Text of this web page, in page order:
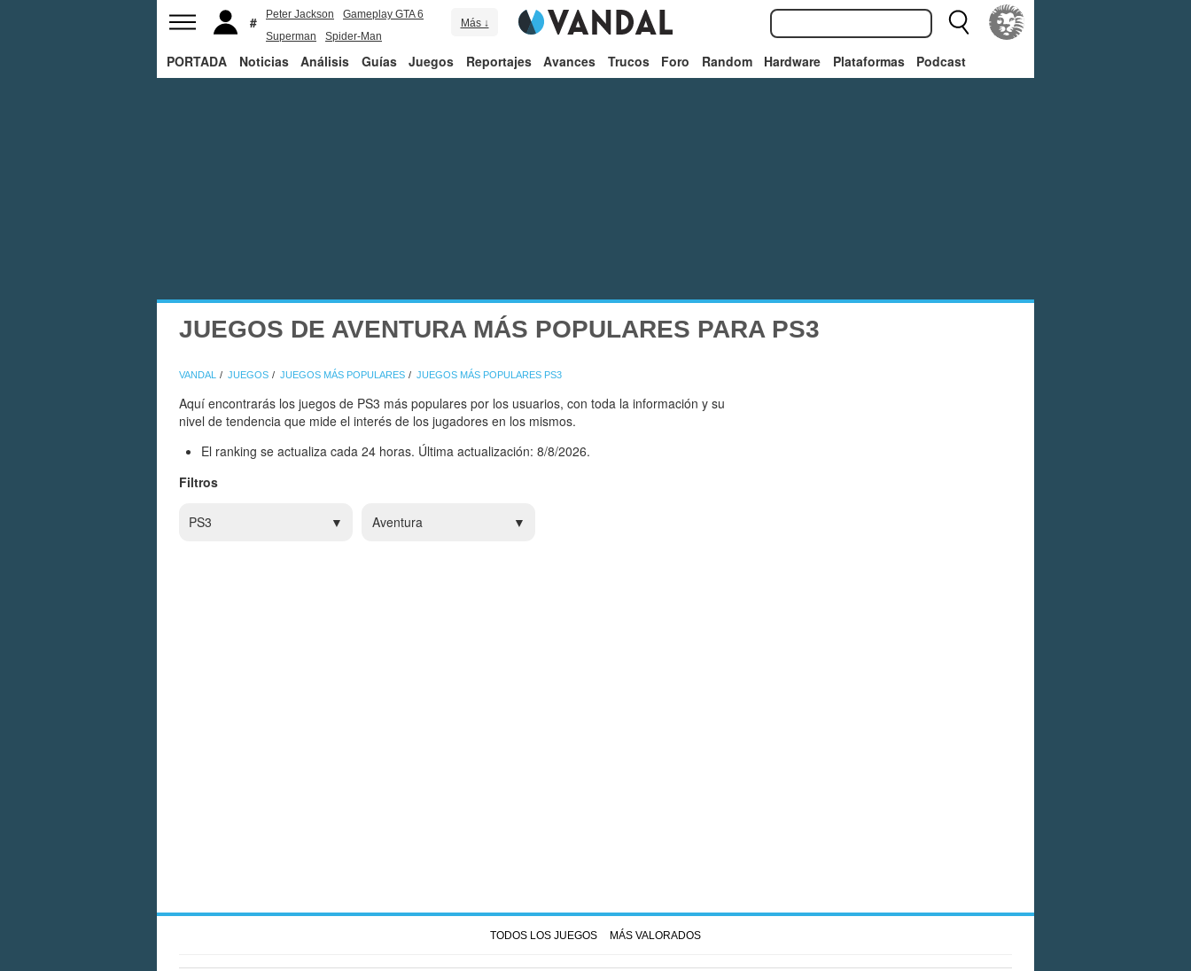
Peter Jackson
Gameplay GTA 6
Superman
Spider-Man
Más ↓
PORTADA Noticias Análisis Guías Juegos Reportajes Avances Trucos Foro Random Hardware Plataformas Podcast
JUEGOS DE AVENTURA MÁS POPULARES PARA PS3
VANDAL JUEGOS JUEGOS MÁS POPULARES JUEGOS MÁS POPULARES PS3
Aquí encontrarás los juegos de PS3 más populares por los usuarios, con toda la información y su
nivel de tendencia que mide el interés de los jugadores en los mismos.
El ranking se actualiza cada 24 horas. Última actualización: 8/8/2026.
Filtros
PS3 Aventura
TODOS LOS JUEGOS MÁS VALORADOS